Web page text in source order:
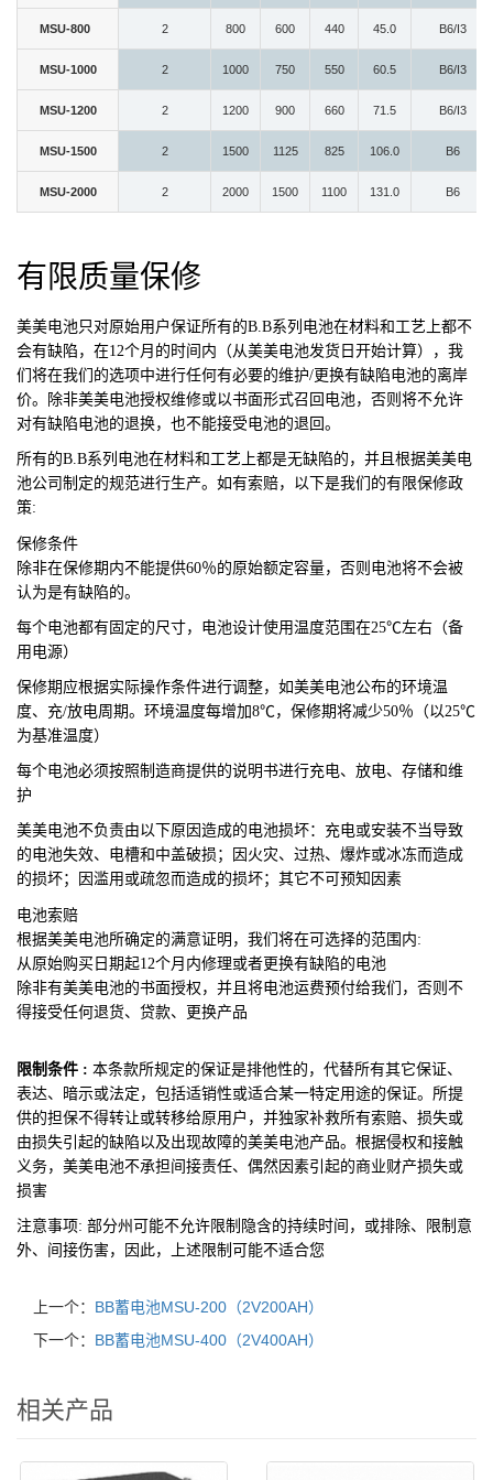
MSU-800 2 800 600 440 45.0 B6/I3
MSU-1000 2 1000 750 550 60.5 B6/I3
MSU-1200 2 1200 900 660 71.5 B6/I3
MSU-1500 2 1500 1125 825 106.0 B6
MSU-2000 2 2000 1500 1100 131.0 B6
有限质量保修
美美电池 只对原始用户保证所有的B.B系列电池在材料和工艺上都不
会有缺陷，在12个月的时间内（从美美电池发货日开始计算），我
们将在我们的选项中进行任何有必要的维护/更换有缺陷电池的离岸
价。除非美美电池授权维修或以书面形式召回电池，否则将不允许
对有缺陷电池的退换，也不能接受电池的退回。
所有的B.B系列电池在材料和工艺上都是无缺陷的，并且根据美美电
池公司制定的规范进行生产。如有索赔，以下是我们的有限保修政
策:
保修条件
除非在保修期内不能提供60％的原始额定容量，否则电池将不会被
认为是有缺陷的。
每个电池都有固定的尺寸，电池设计使用温度范围在25℃左右（备
用电源）
保修期应根据实际操作条件进行调整，如美美电池公布的环境温
度、充/放电周期。环境温度每增加8℃，保修期将减少50％（以25℃
为基准温度）
每个电池必须按照制造商提供的说明书进行充电、放电、存储和维
护
美美电池不负责由以下原因造成的电池损坏：充电或安装不当导致
的电池失效、电槽和中盖破损；因火灾、过热、爆炸或冰冻而造成
的损坏；因滥用或疏忽而造成的损坏；其它不可预知因素
电池索赔
根据美美电池所确定的满意证明，我们将在可选择的范围内:
从原始购买日期起12个月内修理或者更换有缺陷的电池
除非有美美电池的书面授权，并且将电池运费预付给我们，否则不
得接受任何退货、贷款、更换产品
限制条件 : 本条款所规定的保证是排他性的，代替所有其它保证、
表达、暗示或法定，包括适销性或适合某一特定用途的保证。所提
供的担保不得转让或转移给原用户，并独家补救所有索赔、损失或
由损失引起的缺陷以及出现故障的美美电池产品。根据侵权和接触
义务，美美电池不承担间接责任、偶然因素引起的商业财产损失或
损害
注意事项: 部分州可能不允许限制隐含的持续时间，或排除、限制意
外、间接伤害，因此，上述限制可能不适合您
上一个： BB蓄电池MSU-200（2V200AH）
下一个： BB蓄电池MSU-400（2V400AH）
相关产品